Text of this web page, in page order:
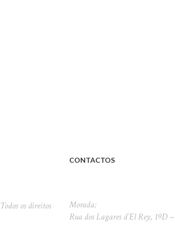
Todos os direitos
CONTACTOS
Morada:
Rua dos Lagares d’El Rey, 19D